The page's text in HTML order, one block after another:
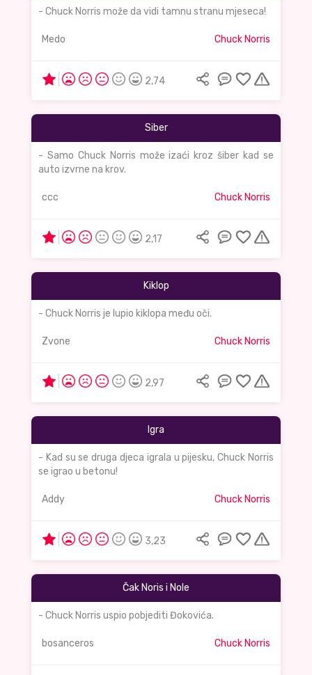
- Chuck Norris može da vidi tamnu stranu mjeseca!
Medo Chuck Norris
2,74
Siber
- Samo Chuck Norris može izaći kroz šiber kad se
auto izvrne na krov.
ccc Chuck Norris
2,17
Kiklop
- Chuck Norris je lupio kiklopa među oči.
Zvone Chuck Norris
2,97
Igra
- Kad su se druga djeca igrala u pijesku, Chuck Norris
se igrao u betonu!
Addy Chuck Norris
3,23
Čak Noris i Nole
- Chuck Norris uspio pobjediti Đokovića.
bosanceros Chuck Norris